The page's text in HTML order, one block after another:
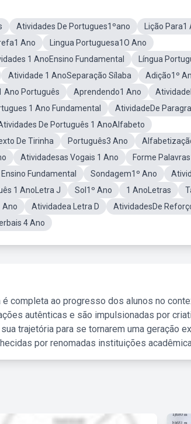
Atividades De Portugues1ºano Lição Para1
Ano
Lingua Portuguesa1O Ano
1 AnoEnsino Fundamental
Língua
Atividade 1 AnoSeparação Sílaba Adição1º
Ano Português Aprendendo1 Ano
1 Ano Fundamental
AtividadeDe
De Português 1 AnoAlfabeto
De Tirinha
Português3 Ano
Atividadesas Vogais 1 Ano Forme
Fundamental Sondagem1º Ano
1 AnoLetra J Sol1º Ano 1 AnoLetras
Ano Atividadea Letra D
AtividadesDe
4 Ano
é completa ao progresso dos alunos no
autênticas e são impulsionadas por
trajetória para se tornarem uma geração
por renomadas instituições